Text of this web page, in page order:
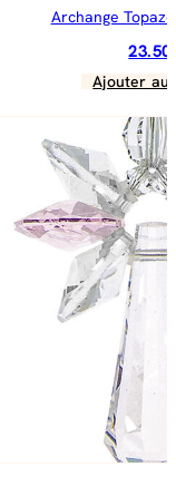
Archange
23.50
Ajouter au